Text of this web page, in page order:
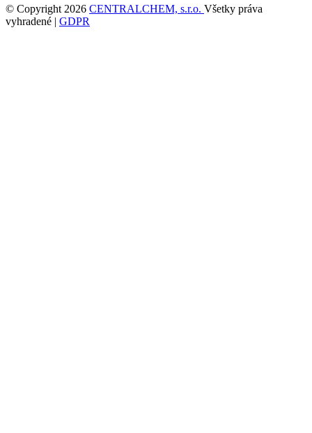
© Copyright 2026 CENTRALCHEM, s.r.o. Všetky práva
vyhradené | GDPR